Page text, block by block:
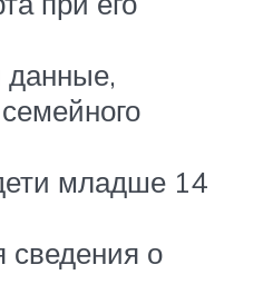
данные,
младше 14
сведения о